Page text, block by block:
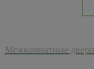
Межкомнатные двери